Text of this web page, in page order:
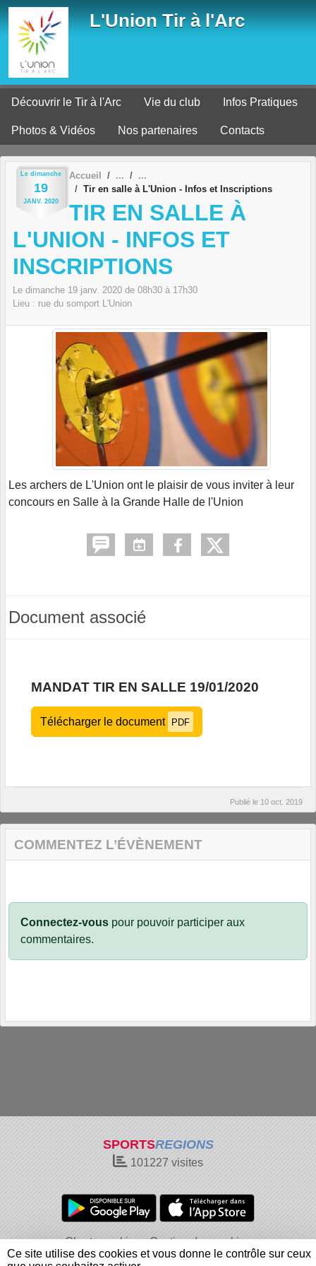
L'Union Tir à l'Arc
Découvrir le Tir à l'Arc Vie du club Infos Pratiques
Photos & Vidéos Nos partenaires Contacts
Le dimanche
19
JANV. 2020
Accueil
Tir en salle à L'Union - Infos et Inscriptions
TIR EN SALLE À
L'UNION - INFOS ET
INSCRIPTIONS
Le dimanche 19 janv. 2020 de 08h30 à 17h30
Lieu : rue du somport L'Union
Les archers de L'Union ont le plaisir de vous inviter à leur
concours en Salle à la Grande Halle de l'Union
Document associé
MANDAT TIR EN SALLE 19/01/2020
Télécharger le document PDF
Publié le 10 oct. 2019
COMMENTEZ L’ÉVÈNEMENT
Connectez-vous pour pouvoir participer aux
commentaires.
SPORTSREGIONS
101227 visites
Charte cookies
Gestion des cookies
Informations légales
Signaler un contenu inapproprié
Panneau de gestion des cookies
Ce site utilise des cookies et vous donne le contrôle sur ceux